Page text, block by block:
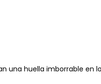
huella imborrable en